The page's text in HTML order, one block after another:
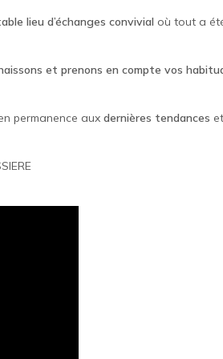
lieu d’échanges convivial où tout a
et prenons en compte vos
permanence aux dernières tendances